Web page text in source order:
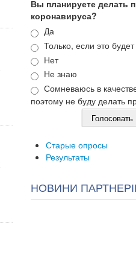
Вы планируете делать
коронавируса?
Варианты
Да
Только, если это
Нет
Не знаю
Сомневаюсь в
поэтому не буду делать
Старые опросы
Результаты
НОВИНИ